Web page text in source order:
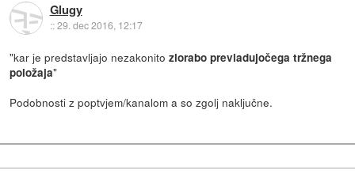
Glugy
::29. dec 2016, 12:17
"kar je predstavljajo nezakonitozlorabo prevladujočega tržnega
položaja"
Podobnosti z poptvjem/kanalom a so zgolj naključne.